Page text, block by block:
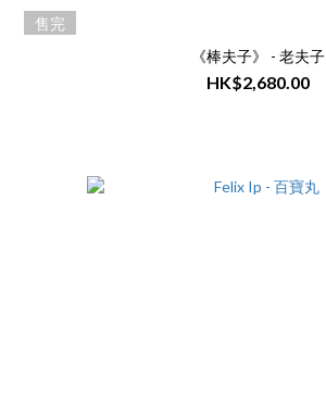
售完
《棒夫子》 - 老夫子
HK$2,680.00